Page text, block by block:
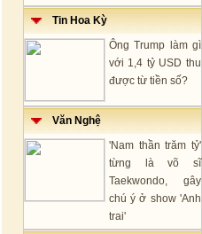
Tin Hoa Kỳ
Ông Trump làm gì
với 1,4 tỷ USD thu
được từ tiền số?
Văn Nghệ
'Nam thần trăm tỷ'
từng là võ sĩ
Taekwondo, gây
chú ý ở show 'Anh
trai'